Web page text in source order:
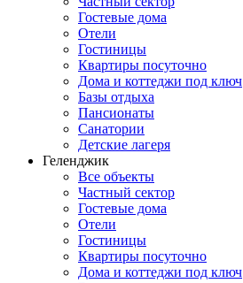
Гостевые дома
Отели
Гостиницы
Квартиры посуточно
Дома и коттеджи под ключ
Базы отдыха
Пансионаты
Санатории
Детские лагеря
Геленджик
Все объекты
Частный сектор
Гостевые дома
Отели
Гостиницы
Квартиры посуточно
Дома и коттеджи под ключ